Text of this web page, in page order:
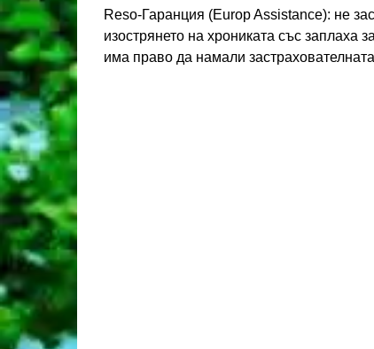
Reso-Гаранция (Europ Assistance): не
изострянето на хрониката със заплаха
има право да намали